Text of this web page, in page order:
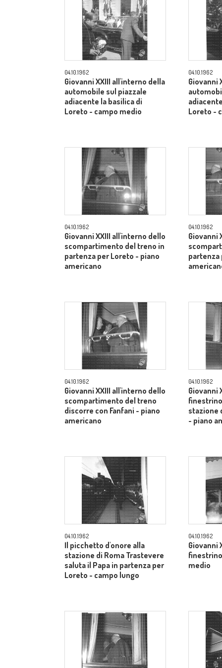
04.10.1962
Giovanni XXIII all'interno della
automobile sul piazzale
adiacente la basilica di
Loreto - campo medio
04.10.1962
Giovanni
Loreto -
04.10.1962
Giovanni XXIII all'interno dello
scompartimento del treno in
partenza per Loreto - piano
americano
04.10.1962
Giovanni
partenza
04.10.1962
Giovanni XXIII all'interno dello
scompartimento del treno
discorre con Fanfani - piano
americano
04.10.1962
Giovanni
stazione
- piano
04.10.1962
Il picchetto d'onore alla
stazione di Roma Trastevere
saluta il Papa in partenza per
Loreto - campo lungo
04.10.1962
Giovanni
medio